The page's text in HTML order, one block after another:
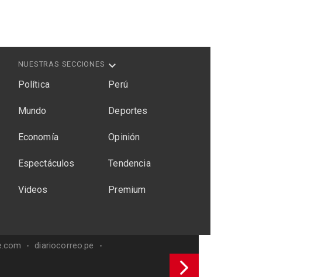
NUESTRAS SECCIONES
Política Perú
Mundo Deportes
Economía Opinión
Espectáculos Tendencia
Videos Premium
diariocorreo.pe